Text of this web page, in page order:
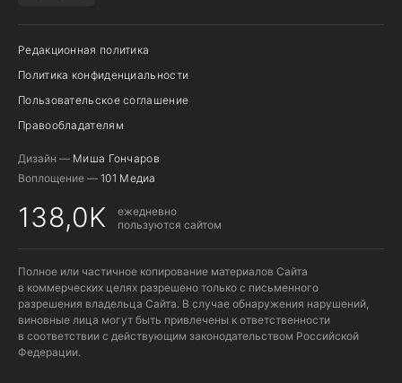
Редакционная политика
Политика конфиденциальности
Пользовательское соглашение
Правообладателям
Дизайн — Миша Гончаров
Воплощение — 101 Медиа
138,0K
ежедневно
пользуются сайтом
Полное или частичное копирование материалов Сайта
в коммерческих целях разрешено только с письменного
разрешения владельца Сайта. В случае обнаружения нарушений,
виновные лица могут быть привлечены к ответственности
в соответствии с действующим законодательством Российской
Федерации.